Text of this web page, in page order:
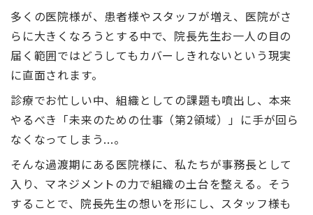
多くの医院様が、患者様やスタッフが増え、医院がさ
らに大きくなろうとする中で、院長先生お一人の目の
届く範囲ではどうしてもカバーしきれないという現実
に直面されます。
診療でお忙しい中、組織としての課題も噴出し、本来
やるべき「未来のための仕事（第2領域）」に手が回ら
なくなってしまう...。
そんな過渡期にある医院様に、私たちが事務長として
入り、マネジメントの力で組織の土台を整える。そう
することで、院長先生の想いを形にし、スタッフ様も